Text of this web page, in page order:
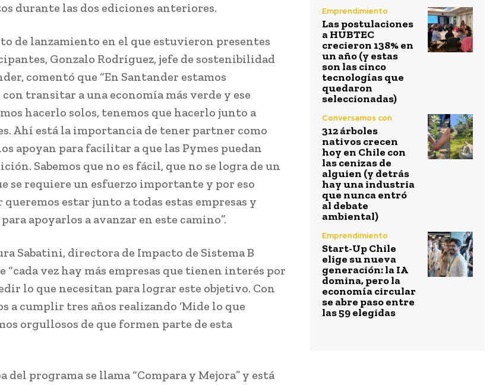
durante las dos ediciones anteriores.
de lanzamiento en el que estuvieron presentes
Gonzalo Rodríguez, jefe de sostenibilidad
comentó que “En Santander estamos
transitar a una economía más verde y ese
hacerlo solos, tenemos que hacerlo junto a
Ahí está la importancia de tener partner como
apoyan para facilitar a que las Pymes puedan
Sabemos que no es fácil, que no se logra de un
se requiere un esfuerzo importante y por eso
queremos estar junto a todas estas empresas y
apoyarlos a avanzar en este camino”.
Sabatini, directora de Impacto de Sistema B
“cada vez hay más empresas que tienen interés por
lo que necesitan para lograr este objetivo. Con
a cumplir tres años realizando ‘Mide lo que
orgullosos de que formen parte de esta
del programa se llama “Compara y Mejora” y está
Emprendimiento
Las postulaciones
a HUBTEC
crecieron 138% en
un año (y estas
son las cinco
tecnologías que
quedaron
seleccionadas)
Conversamos con
312 árboles
nativos crecen
hoy en Chile con
las cenizas de
alguien (y detrás
hay una industria
que nunca entró
al debate
ambiental)
Emprendimiento
Start-Up Chile
elige su nueva
generación: la IA
domina, pero la
economía circular
se abre paso entre
las 59 elegidas